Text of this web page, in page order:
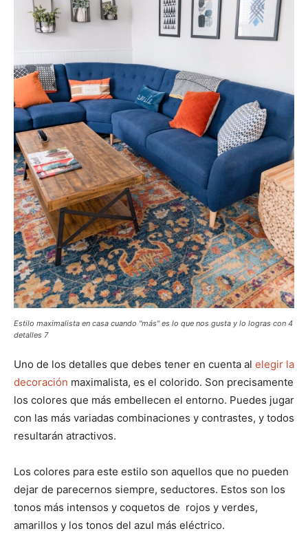
Estilo maximalista en casa cuando "más" es lo que nos gusta y lo logras con 4
detalles 7
Uno de los detalles que debes tener en cuenta al elegir la
decoración maximalista, es el colorido. Son precisamente
los colores que más embellecen el entorno. Puedes jugar
con las más variadas combinaciones y contrastes, y todos
resultarán atractivos.
Los colores para este estilo son aquellos que no pueden
dejar de parecernos siempre, seductores. Estos son los
tonos más intensos y coquetos de rojos y verdes,
amarillos y los tonos del azul más eléctrico.